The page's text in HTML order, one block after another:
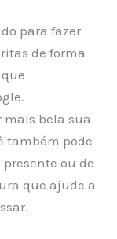
para fazer
de forma
que
mais bela sua
também pode
ou de
que ajude a